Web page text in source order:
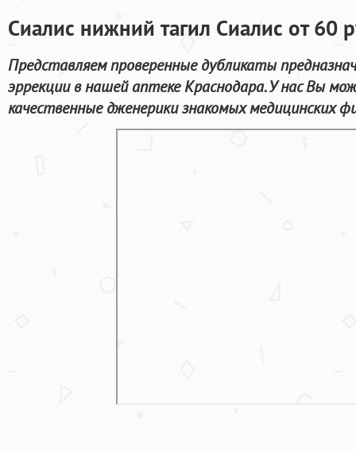
Сиалис нижний тагил Сиалис от 60
Представляем проверенные дубликаты
эррекции в нашей аптеке Краснодара. У нас Вы
качественные дженерики знакомых медицинских